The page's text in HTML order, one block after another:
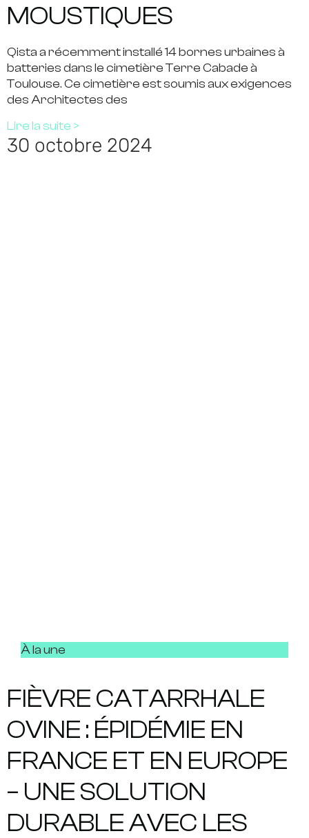
MOUSTIQUES
Qista a récemment installé 14 bornes urbaines à
batteries dans le cimetière Terre Cabade à
Toulouse. Ce cimetière est soumis aux exigences
des Architectes des
Lire la suite >
30 octobre 2024
À la une
FIÈVRE CATARRHALE
OVINE : ÉPIDÉMIE EN
FRANCE ET EN EUROPE
– UNE SOLUTION
DURABLE AVEC LES